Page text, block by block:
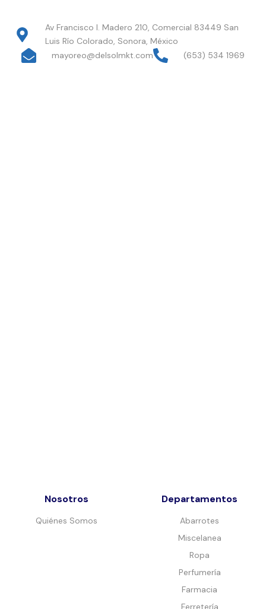
Av Francisco I. Madero 210, Comercial 83449 San
Luis Río Colorado, Sonora, México
mayoreo@delsolmkt.com
(653) 534 1969
Nosotros
Quiénes Somos
Departamentos
Abarrotes
Miscelanea
Ropa
Perfumería
Farmacia